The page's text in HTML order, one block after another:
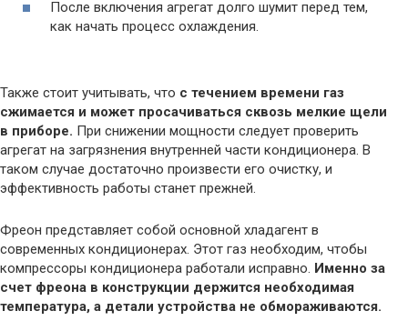
После включения агрегат долго шумит перед тем,
как начать процесс охлаждения.
Также стоит учитывать, что с течением времени газ
сжимается и может просачиваться сквозь мелкие щели
в приборе. При снижении мощности следует проверить
агрегат на загрязнения внутренней части кондиционера. В
таком случае достаточно произвести его очистку, и
эффективность работы станет прежней.
Фреон представляет собой основной хладагент в
современных кондиционерах. Этот газ необходим, чтобы
компрессоры кондиционера работали исправно. Именно за
счет фреона в конструкции держится необходимая
температура, а детали устройства не обмораживаются.